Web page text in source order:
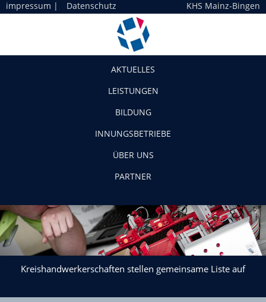
impressum | Datenschutz KHS Mainz-Bingen
AKTUELLES
LEISTUNGEN
BILDUNG
INNUNGSBETRIEBE
ÜBER UNS
PARTNER
Kreishandwerkerschaften stellen gemeinsame Liste auf